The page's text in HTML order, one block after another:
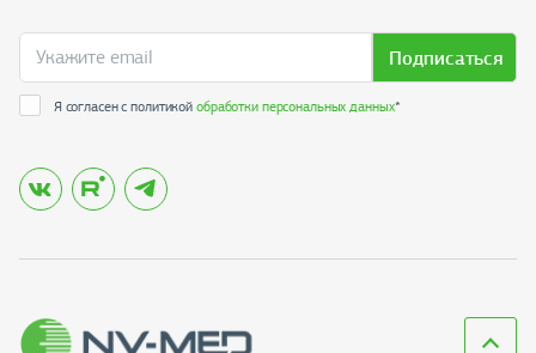
Подписаться
Я согласен с политикойобработки персональных данных*